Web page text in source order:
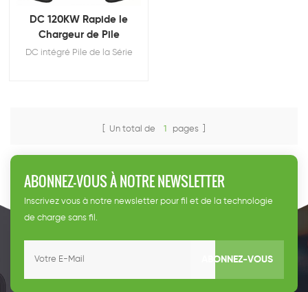
DC 120KW Rapide le
Chargeur de Pile
DC intégré Pile de la Série
[ Un total de 1 pages ]
ABONNEZ-VOUS À NOTRE NEWSLETTER
Inscrivez vous à notre newsletter pour fil et de la technologie
de charge sans fil.
ABONNEZ-VOUS